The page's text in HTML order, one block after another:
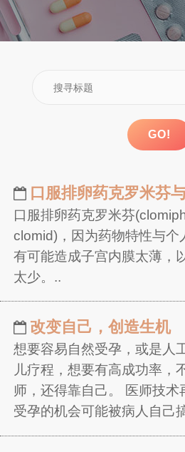
GO!
口服排卵药克罗米芬
口服排卵药克罗米芬
clomid)，因为药物特性与个
有可能造成子宫内膜太薄，
太少。..
改变自己，创造生机
想要容易自然受孕，或是人
儿疗程，想要有高成功率，
师，还得靠自己。 医师技术
受孕的机会可能被病人自己